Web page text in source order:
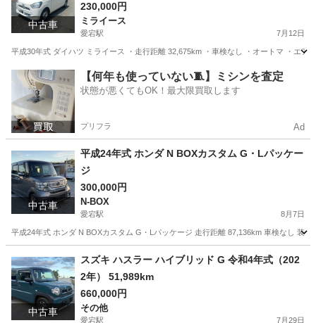
中古車
230,000円
ミライース
愛宕駅 7月12日
平成30年式 ダイハツ ミライース ・走行距離 32,675km ・車検なし ・オートマ ・エ
千葉 野田市 愛宕駅 ミライース 走行距離
【何年も使っていない🧵】ミシンを査定
状態が悪くてもOK！最大限買取します
プリフラ Ad
中古車
平成24年式 ホンダ N BOXカスタム G・Lパッケー
ジ
300,000円
N-BOX
愛宕駅 8月7日
平成24年式 ホンダ N BOXカスタム G・Lパッケージ 走行距離 87,136km 車検なし 装
愛宕駅 N-BOX 走行距離
中古車
スズキ ハスラー ハイブリッド G 令和4年式（202
2年） 51,989km
660,000円
その他
愛宕駅 7月29日